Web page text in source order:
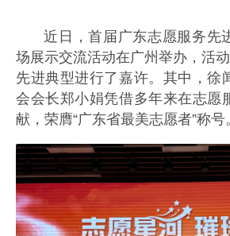
近日，首届广东志愿服务先
场展示交流活动在广州举办，活
先进典型进行了嘉许。其中，徐
会会长郑小娟凭借多年来在志愿
献，荣膺“广东省最美志愿者”称号